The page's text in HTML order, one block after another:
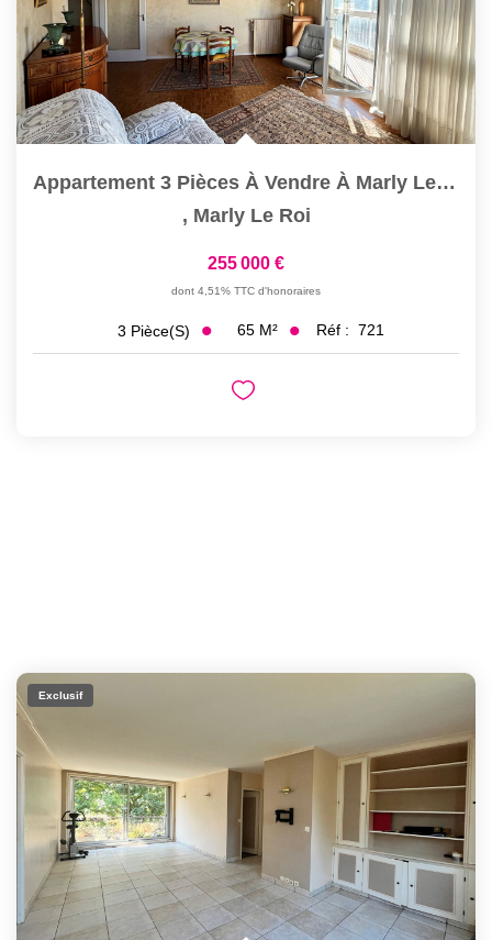
Appartement 3 Pièces À Vendre À Marly Le Roi - Centre...
, Marly Le Roi
255 000 €
dont 4,51% TTC d'honoraires
3 Pièce(s) 65 M² Réf : 721
Exclusif